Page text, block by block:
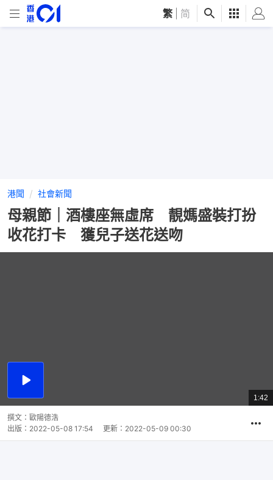
繁 简
港聞 社會新聞
母親節｜酒樓座無虛席 靚媽盛裝打扮
收花打卡 獲兒子送花送吻
播
總
共
1:42
撰文： 歐陽德浩
出版： 2022-05-08 17:54 更新： 2022-05-09 00:30